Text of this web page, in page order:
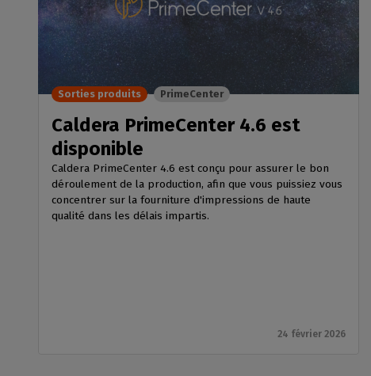
Caldera PrimeCenter 4.6 est
disponible
Caldera PrimeCenter 4.6 est conçu pour assurer le bon
déroulement de la production, afin que vous puissiez vous
concentrer sur la fourniture d'impressions de haute
qualité dans les délais impartis.
24 février 2026
Sorties produits PrimeCenter